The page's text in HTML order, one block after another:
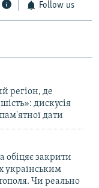
Follow us
регіон, де
дискусія
дати
обіцяє закрити
українським
Чи реально